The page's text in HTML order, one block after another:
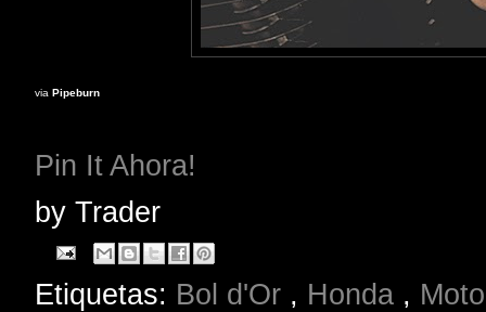
via Pipeburn
Pin It Ahora!
by Trader
Etiquetas: Bol d'Or , Honda , Moto